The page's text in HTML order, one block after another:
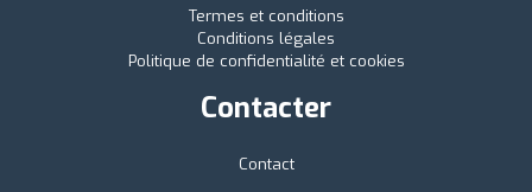
Termes et conditions
Conditions légales
Politique de confidentialité et cookies
Contacter
Contact